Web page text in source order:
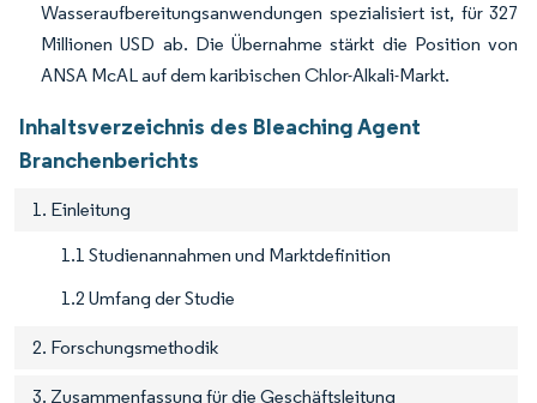
Wasseraufbereitungsanwendungen spezialisiert ist, für 327
Millionen USD ab. Die Übernahme stärkt die Position von
ANSA McAL auf dem karibischen Chlor-Alkali-Markt.
Inhaltsverzeichnis des Bleaching Agent
Branchenberichts
1. Einleitung
1.1 Studienannahmen und Marktdefinition
1.2 Umfang der Studie
2. Forschungsmethodik
3. Zusammenfassung für die Geschäftsleitung